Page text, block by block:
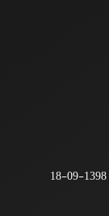
1398-09-18